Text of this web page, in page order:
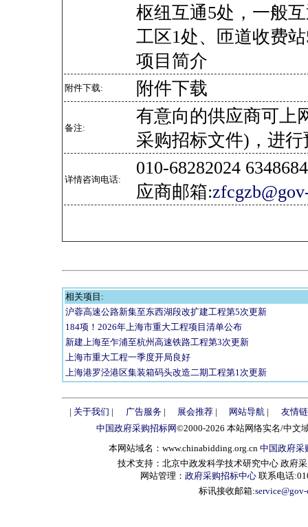
枢纽互通5处，一般
工区1处、匝道收费
项目简介
附件下载: 附件下载
备注:
有意向的供应商可上
采购招标文件)，进
详情咨询电话:
010-68282024
应商邮箱:
相关项目:
沪蓉高速公路新集至东西湖段改扩建工程第5次更新
184项！2026年上海市重大工程项目清单公布
新建上海至乍浦至杭州高速铁路工程第3次更新
上海市重大工程一季度开局良好
上海港罗泾港区集装箱码头改造二期工程第1次更新
| 关于我们 | 广告服务| 展会推荐| 网站导航 |
友情
中国政府采购招标网©2000-2026 本站网络实名/中文
本网站域名：www.chinabidding.org.cn 中国政府采
技术支持：北京中政发科学技术研究中心 政府
网站管理： 政府采购招标中心 联系电话
标讯接收邮箱: